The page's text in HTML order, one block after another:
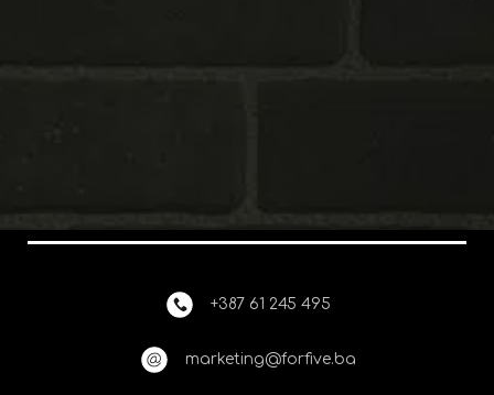
+387 61 245 495
marketing@forfive.ba